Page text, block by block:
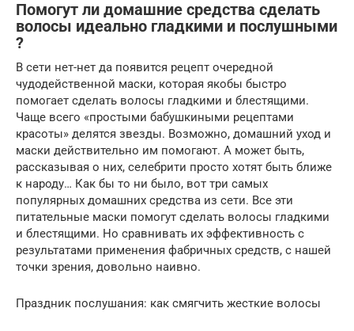
Помогут ли домашние средства сделать
волосы идеально гладкими и послушными
?
В сети нет-нет да появится рецепт очередной
чудодейственной маски, которая якобы быстро
помогает сделать волосы гладкими и блестящими.
Чаще всего «простыми бабушкиными рецептами
красоты» делятся звезды. Возможно, домашний уход и
маски действительно им помогают. А может быть,
рассказывая о них, селебрити просто хотят быть ближе
к народу… Как бы то ни было, вот три самых
популярных домашних средства из сети. Все эти
питательные маски помогут сделать волосы гладкими
и блестящими. Но сравнивать их эффективность с
результатами применения фабричных средств, с нашей
точки зрения, довольно наивно.
Праздник послушания: как смягчить жесткие волосы